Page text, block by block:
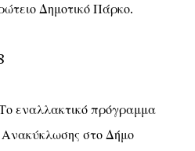
Δημοτικό Πάρκο.
εναλλακτικό πρόγραμμα
στο Δήμο